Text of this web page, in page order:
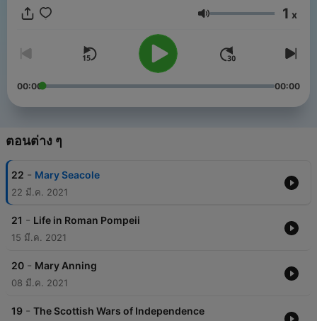
ระดับเสียง 1 x
00:00 00:00
ตอนต่าง ๆ
22 - Mary Seacole
22 มี.ค. 2021
21 - Life in Roman Pompeii
15 มี.ค. 2021
20 - Mary Anning
08 มี.ค. 2021
19 - The Scottish Wars of Independence